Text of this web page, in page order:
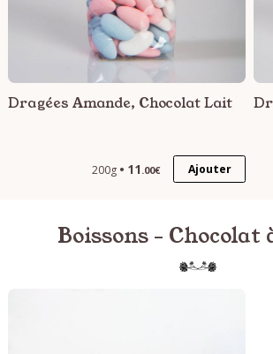
Dragées Amande, Chocolat Lait
200g 11 .00€ Ajouter
Boissons - Chocolat